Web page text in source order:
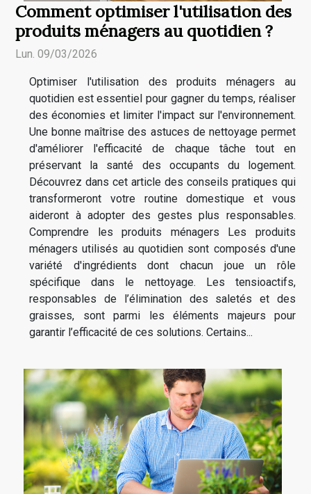
Comment optimiser l'utilisation des
produits ménagers au quotidien ?
Lun. 09/03/2026
Optimiser l'utilisation des produits ménagers au
quotidien est essentiel pour gagner du temps, réaliser
des économies et limiter l'impact sur l'environnement.
Une bonne maîtrise des astuces de nettoyage permet
d'améliorer l'efficacité de chaque tâche tout en
préservant la santé des occupants du logement.
Découvrez dans cet article des conseils pratiques qui
transformeront votre routine domestique et vous
aideront à adopter des gestes plus responsables.
Comprendre les produits ménagers Les produits
ménagers utilisés au quotidien sont composés d'une
variété d'ingrédients dont chacun joue un rôle
spécifique dans le nettoyage. Les tensioactifs,
responsables de l’élimination des saletés et des
graisses, sont parmi les éléments majeurs pour
garantir l’efficacité de ces solutions. Certains...